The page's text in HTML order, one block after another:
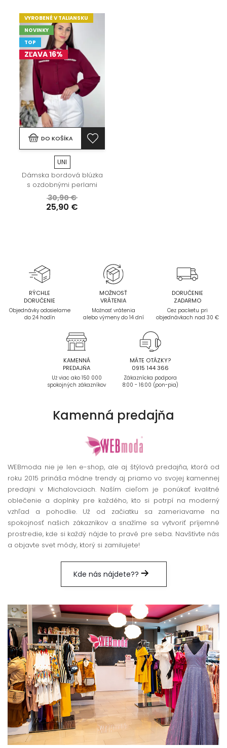
VYROBENÉ V TALIANSKU
NOVINKY
TOP
ZĽAVA 16%
DO KOŠÍKA
UNI
Dámska bordová blúzka
s ozdobnými perlami
30,90 €
25,90 €
RÝCHLE
DORUČENIE
Objednávky odosielame
do 24 hodín
MOŽNOSŤ
VRÁTENIA
Možnosť vrátenia
alebo výmeny do 14 dní
DORUČENIE
ZADARMO
Cez packetu pri
objednávkach nad 30 €
KAMENNÁ
PREDAJŇA
Už viac ako 150 000
spokojných zákazníkov
MÁTE OTÁZKY?
0915 144 366
Zákaznícka podpora
8:00 - 16:00 (pon-pia)
Kamenná predajňa
WEBmoda nie je len e-shop, ale aj štýlová predajňa, ktorá od
roku 2015 prináša módne trendy aj priamo vo svojej kamennej
predajni v Michalovciach. Naším cieľom je ponúkať kvalitné
oblečenie a doplnky pre každého, kto si potrpí na moderný
vzhľad a pohodlie. Už od začiatku sa zameriavame na
spokojnosť našich zákazníkov a snažíme sa vytvoriť príjemné
prostredie, kde si každý nájde to pravé pre seba. Navštívte nás
a objavte svet módy, ktorý si zamilujete!
Kde nás nájdete??